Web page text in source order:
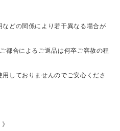
どの関係により若干異なる場合が
都合によるご返品は何卒ご容赦の程
しておりませんのでご安心くださ